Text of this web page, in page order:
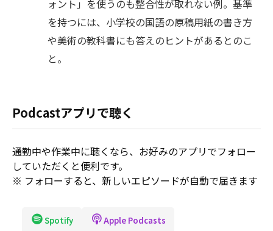
ォント」を使うのも整合性が取れない例。基準
を持つには、小学校の国語の原稿用紙の書き方
や美術の教科書にも答えのヒントがあるとのこ
と。
Podcastアプリで聴く
通勤中や作業中に聴くなら、お好みのアプリでフォロー
していただくと便利です。
※ フォローすると、新しいエピソードが自動で届きます
Spotify Apple Podcasts